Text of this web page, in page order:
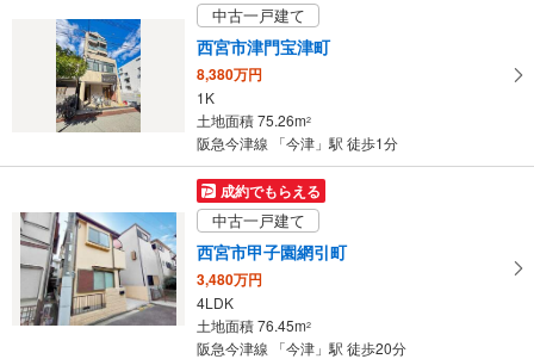
4LDK
土地面積 114.96m2
阪急今津線 「今津」駅 徒歩28分
中古一戸建て
西宮市津門宝津町
8,380万円
1K
土地面積 75.26m2
阪急今津線 「今津」駅 徒歩1分
成約でもらえる
中古一戸建て
西宮市甲子園網引町
3,480万円
4LDK
土地面積 76.45m2
阪急今津線 「今津」駅 徒歩20分